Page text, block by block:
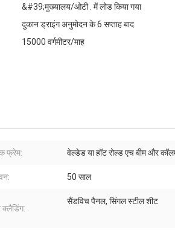
&#39;मुख्यालय/ओटी . में लोड किया गया
दुकान ड्राइंग अनुमोदन के 6 सप्ताह बाद
15000 वर्गमीटर/माह
फ्रेम: वेल्डेड या हॉट रोल्ड एच बीम और
50 साल
सैंडविच पैनल, सिंगल स्टील शीट